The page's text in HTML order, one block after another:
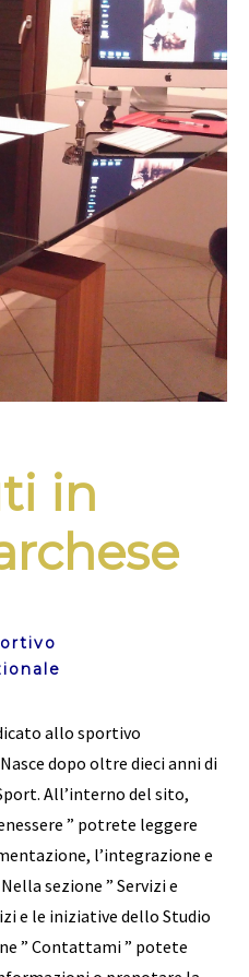
in
allo sportivo
dopo oltre dieci anni di
All’interno del sito,
” potrete leggere
l’integrazione e
sezione ” Servizi e
e le iniziative dello Studio
” Contattami ” potete